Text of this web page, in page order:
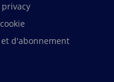
d'abonnement